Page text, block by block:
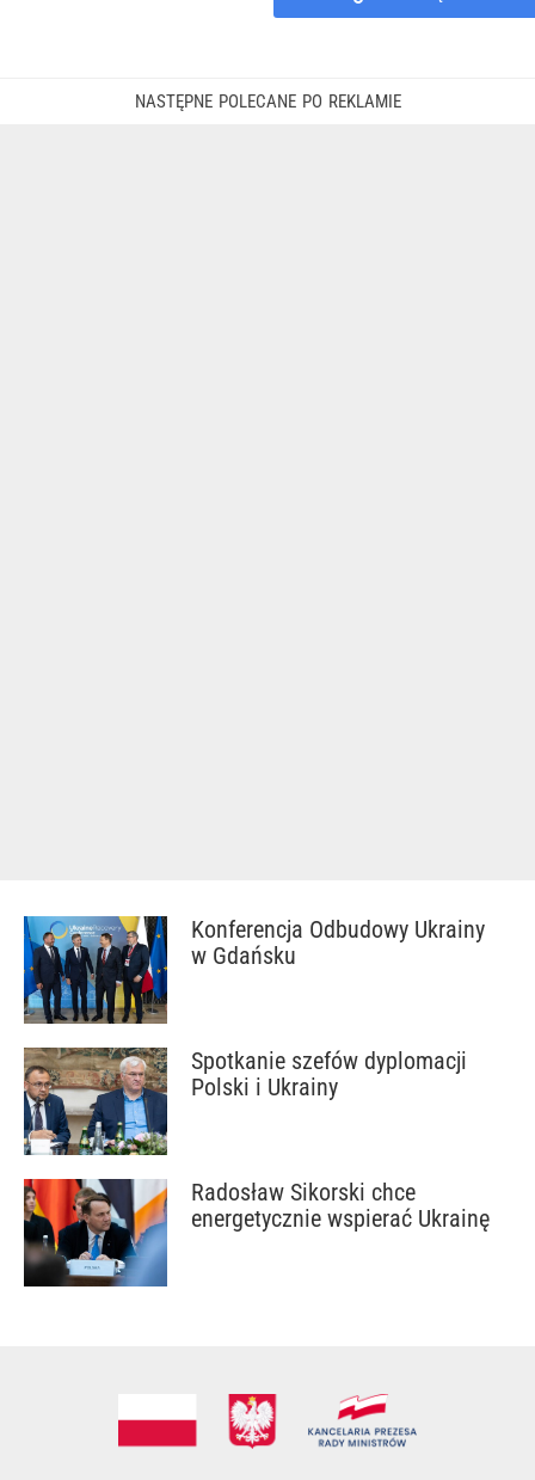
Konferencja Odbudowy Ukrainy
w Gdańsku
Spotkanie szefów dyplomacji
Polski i Ukrainy
Radosław Sikorski chce
energetycznie wspierać Ukrainę